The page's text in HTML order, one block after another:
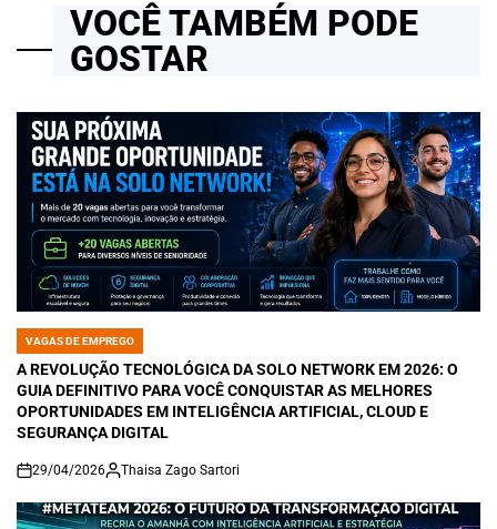
VOCÊ TAMBÉM PODE
GOSTAR
POSTED
IN
VAGAS DE EMPREGO
A REVOLUÇÃO TECNOLÓGICA DA SOLO NETWORK EM 2026: O
GUIA DEFINITIVO PARA VOCÊ CONQUISTAR AS MELHORES
OPORTUNIDADES EM INTELIGÊNCIA ARTIFICIAL, CLOUD E
SEGURANÇA DIGITAL
on
29/04/2026 Thaisa Zago Sartori